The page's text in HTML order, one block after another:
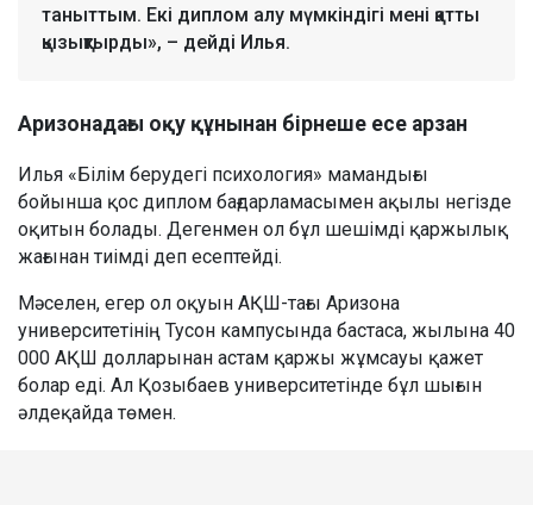
таныттым. Екі диплом алу мүмкіндігі мені қатты
қызықтырды», – дейді Илья.
Аризонадағы оқу құнынан бірнеше есе арзан
Илья «Білім берудегі психология» мамандығы
бойынша қос диплом бағдарламасымен ақылы негізде
оқитын болады. Дегенмен ол бұл шешімді қаржылық
жағынан тиімді деп есептейді.
Мәселен, егер ол оқуын АҚШ-тағы Аризона
университетінің Тусон кампусында бастаса, жылына 40
000 АҚШ долларынан астам қаржы жұмсауы қажет
болар еді. Ал Қозыбаев университетінде бұл шығын
әлдеқайда төмен.